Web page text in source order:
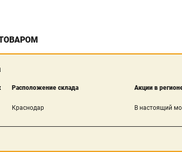
Расположение склада Акции в
Краснодар В настоящий